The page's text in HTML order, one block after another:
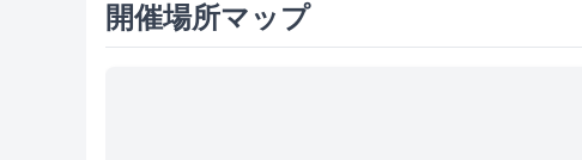
開催場所マップ